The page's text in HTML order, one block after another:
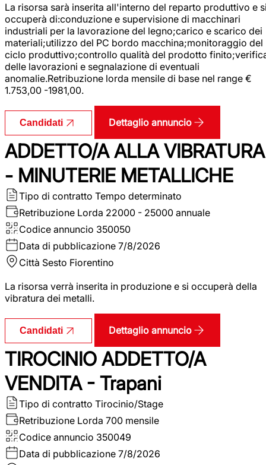
La risorsa sarà inserita all'interno del reparto produttivo e
occuperà di:conduzione e supervisione di macchinari
industriali per la lavorazione del legno;carico e scarico dei
materiali;utilizzo del PC bordo macchina;monitoraggio del
ciclo produttivo;controllo qualità del prodotto
delle lavorazioni e segnalazione di eventuali
anomalie.Retribuzione lorda mensile di base nel range €
1.753,00 -1981,00.
Candidati Dettaglio annuncio
ADDETTO/A ALLA VIBRATURA
- MINUTERIE METALLICHE
Tipo di contratto Tempo determinato
Retribuzione Lorda 22000 - 25000 annuale
Codice annuncio 350050
Data di pubblicazione 7/8/2026
Città Sesto Fiorentino
La risorsa verrà inserita in produzione e si occuperà della
vibratura dei metalli.
Candidati Dettaglio annuncio
TIROCINIO ADDETTO/A
VENDITA - Trapani
Tipo di contratto Tirocinio/Stage
Retribuzione Lorda 700 mensile
Codice annuncio 350049
Data di pubblicazione 7/8/2026